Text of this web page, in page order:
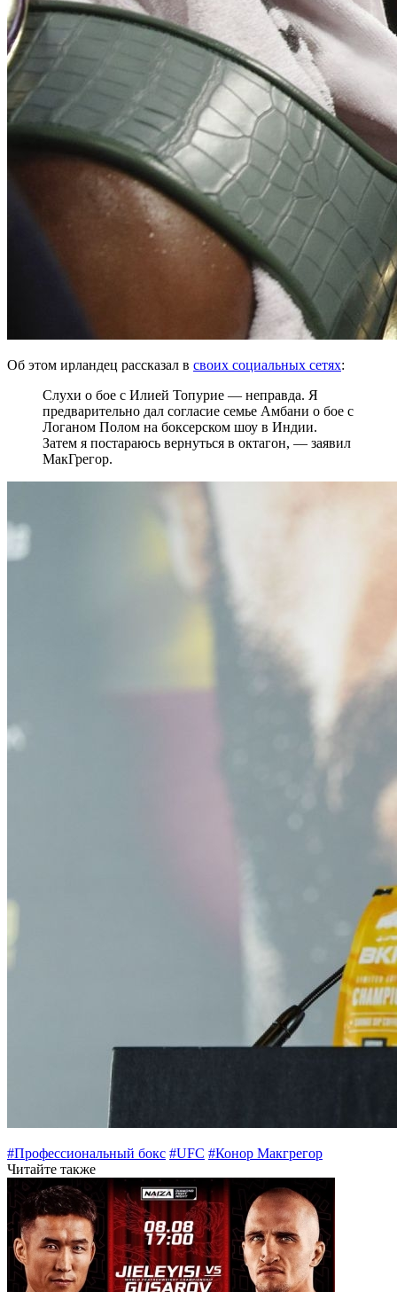
Об этом ирландец рассказал в своих социальных сетях:
Слухи о бое с Илией Топурие — неправда. Я
предварительно дал согласие семье Амбани о бое с
Логаном Полом на боксерском шоу в Индии.
Затем я постараюсь вернуться в октагон, — заявил
МакГрегор.
#Профессиональный бокс #UFC #Конор Макгрегор
Читайте также